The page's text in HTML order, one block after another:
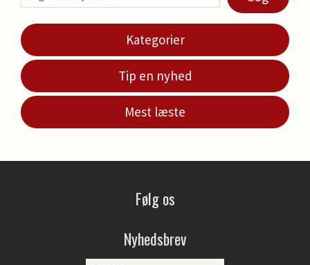
Kategorier
Tip en nyhed
Mest læste
Følg os
Nyhedsbrev